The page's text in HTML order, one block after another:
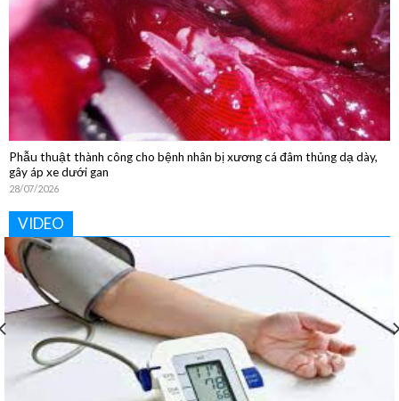
Phẫu thuật thành công cho bệnh nhân bị xương cá đâm thủng dạ dày,
gây áp xe dưới gan
28/07/2026
VIDEO